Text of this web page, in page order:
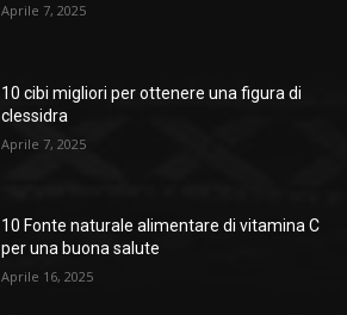
Aprile 7, 2025
10 cibi migliori per ottenere una figura di
clessidra
Aprile 7, 2025
10 Fonte naturale alimentare di vitamina C
per una buona salute
Aprile 16, 2025